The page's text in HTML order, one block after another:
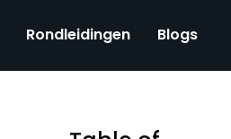
Rondleidingen Blogs